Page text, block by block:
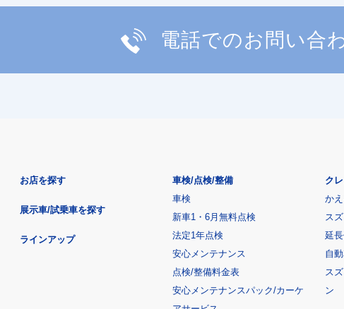
電話でのお問い合
お店を探す
展示車/試乗車を探す
ラインアップ
車検/点検/整備
車検
新車1・6月無料点検
法定1年点検
安心メンテナンス
点検/整備料金表
安心メンテナンスパック/カーケ
ク
か
ス
延
自
ス
ン